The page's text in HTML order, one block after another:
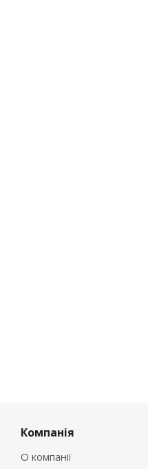
Компанія
О компанії